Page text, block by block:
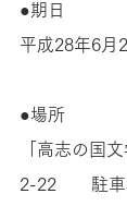
●期日
平成28年6月
●場所
「高志の国
2-22　　駐車